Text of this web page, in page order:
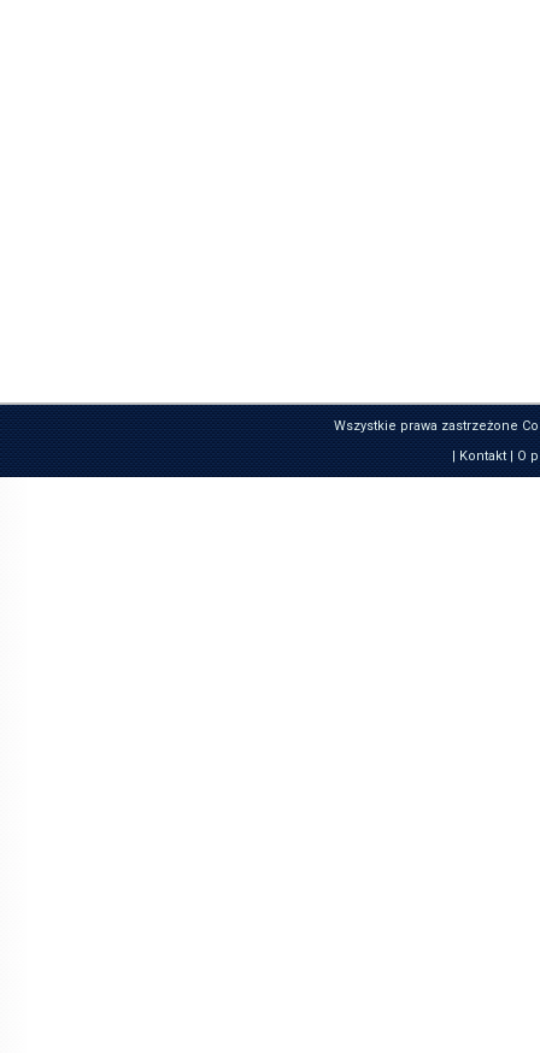
Wszystkie prawa zastrzeżone
|Kontakt|O